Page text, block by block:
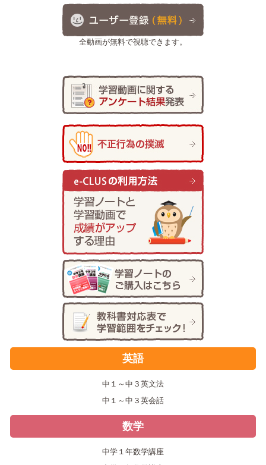
全動画が無料で視聴できます。
英語
中１～中３英文法
中１～中３英会話
数学
中学１年数学講座